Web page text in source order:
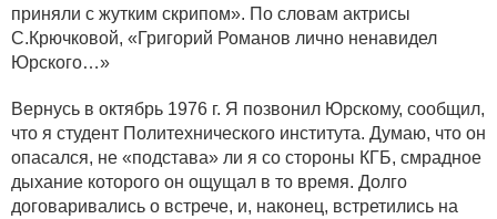
приняли с жутким скрипом». По словам актрисы
С.Крючковой, «Григорий Романов лично ненавидел
Юрского…»
Вернусь в октябрь 1976 г. Я позвонил Юрскому, сообщил,
что я студент Политехнического института. Думаю, что он
опасался, не «подстава» ли я со стороны КГБ, смрадное
дыхание которого он ощущал в то время. Долго
договаривались о встрече, и, наконец, встретились на